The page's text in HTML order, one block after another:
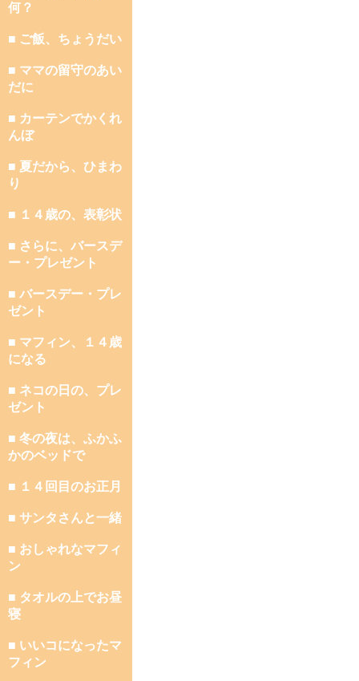
何？
■ ご飯、ちょうだい
■ ママの留守のあい
だに
■ カーテンでかくれ
んぼ
■ 夏だから、ひまわ
り
■ １４歳の、表彰状
■ さらに、バースデ
ー・プレゼント
■ バースデー・プレ
ゼント
■ マフィン、１４歳
になる
■ ネコの日の、プレ
ゼント
■ 冬の夜は、ふかふ
かのベッドで
■ １４回目のお正月
■ サンタさんと一緒
■ おしゃれなマフィ
ン
■ タオルの上でお昼
寝
■ いいコになったマ
フィン